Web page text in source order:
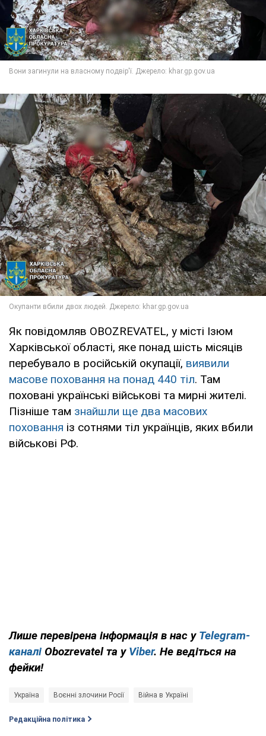
Як повідомляв OBOZREVATEL, у місті Ізюм
Харківської області, яке понад шість місяців
перебувало в російській окупації, виявили
масове поховання на понад 440 тіл. Там
поховані українські військові та мирні жителі.
Пізніше там знайшли ще два масових
поховання із сотнями тіл українців, яких вбили
військові РФ.
Лише перевірена інформація в нас у Telegram-
каналі Obozrevatel та у Viber. Не ведіться на
фейки!
Україна Воєнні злочини Росії Війна в Україні
Редакційна політика